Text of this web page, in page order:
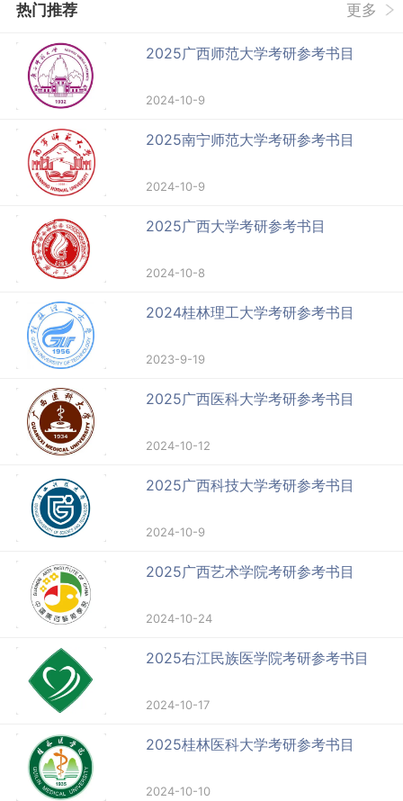
热门推荐 更多
2025广西师范大学考研参考书目
2024-10-9
2025南宁师范大学考研参考书目
2024-10-9
2025广西大学考研参考书目
2024-10-8
2024桂林理工大学考研参考书目
2023-9-19
2025广西医科大学考研参考书目
2024-10-12
2025广西科技大学考研参考书目
2024-10-9
2025广西艺术学院考研参考书目
2024-10-24
2025右江民族医学院考研参考书目
2024-10-17
2025桂林医科大学考研参考书目
2024-10-10